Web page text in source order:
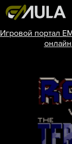
Игровой портал
онлайн